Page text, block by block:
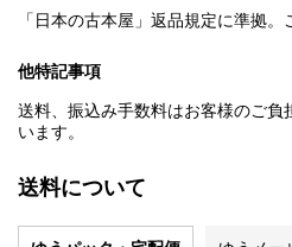
「日本の古本屋」返品規定に準拠。
他特記事項
送料、振込み手数料はお客様のご負
います。
送料について